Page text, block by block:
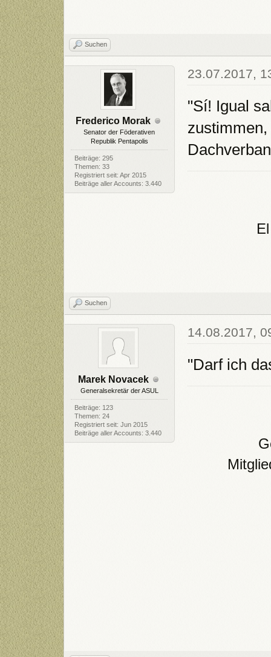
Suchen
Frederico Morak
Senator der Föderativen
Republik Pentapolis
Beiträge: 295
Themen: 33
Registriert seit: Apr 2015
Beiträge aller Accounts: 3.440
23.07.2017,
"Sí! Igual
Suchen
Marek Novacek
Generalsekretär der ASUL
Beiträge: 123
Themen: 24
Registriert seit: Jun 2015
Beiträge aller Accounts: 3.440
14.08.2017,
"Darf ich